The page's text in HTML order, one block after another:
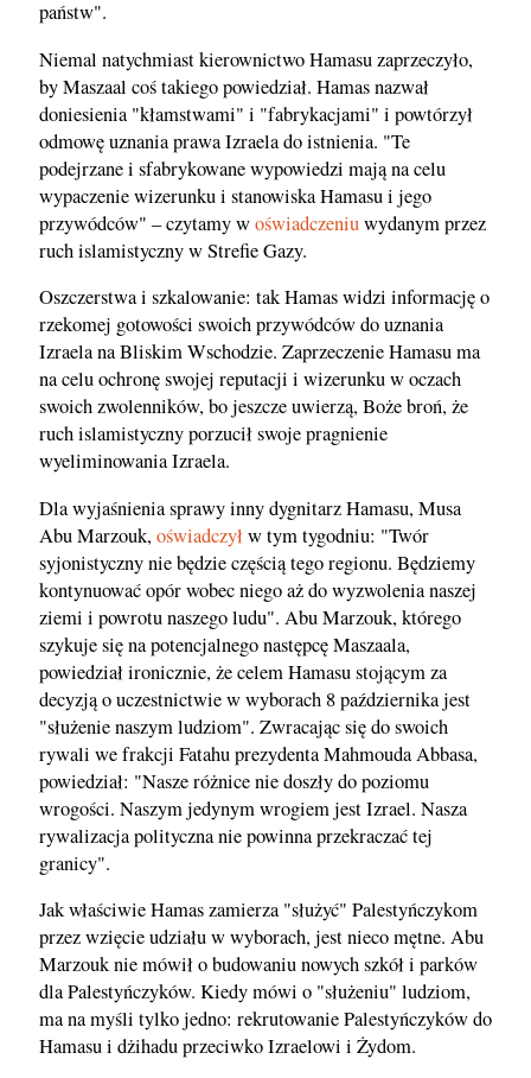
państw".
Niemal natychmiast kierownictwo Hamasu zaprzeczyło,
by Maszaal coś takiego powiedział. Hamas nazwał
doniesienia "kłamstwami" i "fabrykacjami" i powtórzył
odmowę uznania prawa Izraela do istnienia. "Te
podejrzane i sfabrykowane wypowiedzi mają na celu
wypaczenie wizerunku i stanowiska Hamasu i jego
przywódców" – czytamy woświadczeniuwydanym przez
ruch islamistyczny w Strefie Gazy.
Oszczerstwa i szkalowanie: tak Hamas widzi informację o
rzekomej gotowości swoich przywódców do uznania
Izraela na Bliskim Wschodzie. Zaprzeczenie Hamasu ma
na celu ochronę swojej reputacji i wizerunku w oczach
swoich zwolenników, bo jeszcze uwierzą, Boże broń, że
ruch islamistyczny porzucił swoje pragnienie
wyeliminowania Izraela.
Dla wyjaśnienia sprawy inny dygnitarz Hamasu, Musa
Abu Marzouk,oświadczyłw tym tygodniu: "Twór
syjonistyczny nie będzie częścią tego regionu. Będziemy
kontynuować opór wobec niego aż do wyzwolenia naszej
ziemi i powrotu naszego ludu". Abu Marzouk, którego
szykuje się na potencjalnego następcę Maszaala,
powiedział ironicznie, że celem Hamasu stojącym za
decyzją o uczestnictwie w wyborach 8 października jest
"służenie naszym ludziom". Zwracając się do swoich
rywali we frakcji Fatahu prezydenta Mahmouda Abbasa,
powiedział: "Nasze różnice nie doszły do poziomu
wrogości. Naszym jedynym wrogiem jest Izrael. Nasza
rywalizacja polityczna nie powinna przekraczać tej
granicy".
Jak właściwie Hamas zamierza "służyć" Palestyńczykom
przez wzięcie udziału w wyborach, jest nieco mętne. Abu
Marzouk nie mówił o budowaniu nowych szkół i parków
dla Palestyńczyków. Kiedy mówi o "służeniu" ludziom,
ma na myśli tylko jedno: rekrutowanie Palestyńczyków do
Hamasu i dżihadu przeciwko Izraelowi i Żydom.